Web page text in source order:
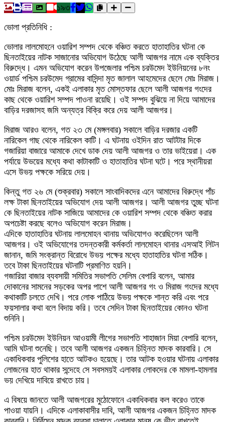
১৯৩
ভোলা প্রতিনিধি :
ভোলার লালমোহনে ওয়ারিশ সম্পদ থেকে বঞ্চিত করতে হাতাহাতির ঘটনা কে
ছিনতাইয়ের নাটক সাজানোর অভিযোগ উঠেছে আলী আজগর নামে এক ব্যক্তির
বিরুদ্ধে। এমন অভিযোগ করেন উপজেলার পশ্চিম চরউমেদ ইউনিয়নের ৮নং
ওয়ার্ড পশ্চিম চরউমেদ গ্রামের বাসিন্দা মৃত জালাল আহমেদের ছেলে মোঃ মিরাজ।
মোঃ মিরাজ বলেন, একই এলাকার মৃত মোস্তফার ছেলে আলী আজগর গংদের
কাছ থেকে ওয়ারিশ সম্পদ পাওনা রয়েছি। ওই সম্পদ বুঝিয়ে না দিয়ে আমাদের
বাড়ির দরজাসহ জমি অন্যত্র বিক্রি করে দেয় আলী আজগর।
মিরাজ আরও বলেন, গত ২৩ মে (মঙ্গলবার) সকালে বাড়ির দরজার একটি
নারিকেল গাছ থেকে নারিকেল কাটি। এ ঘটনায় ওইদিন রাত আটটার দিকে
গজারিয়া বাজারে আমাকে দেখে ডাক দেয় আলী আজগর ও তার ভাইয়েরা। এক
পর্যায়ে উভয়ের মধ্যে কথা কাটাকাটি ও হাতাহাতির ঘটনা ঘটে। পরে স্থানীয়রা
এসে উভয় পক্ষকে সরিয়ে দেয়।
কিন্তু গত ২৬ মে (শুক্রবার) সকালে সাংবাদিকদের এনে আমাদের বিরুদ্ধে পাঁচ
লক্ষ টাকা ছিনতাইয়ের অভিযোগ দেয় আলী আজগর। আলী আজগর তুচ্ছ ঘটনা
কে ছিনতাইয়ের নাটক সাজিয়ে আমাদের কে ওয়ারিশ সম্পদ থেকে বঞ্চিত করার
অপচেষ্টা করছে বলেও অভিযোগ করেন মিরাজ।
এদিকে হাতাহাতির ঘটনায় লালমোহন থানায় অভিযোগও করেছিলেন আলী
আজগর। ওই অভিযোগের তদন্তকারী কর্মকর্তা লালমোহন থানার এসআই লিটন
জানান, জমি সংক্রান্ত বিরোধে উভয় পক্ষের মধ্যে হাতাহাতির ঘটনা সঠিক।
তবে টাকা ছিনতাইয়ের ঘটনাটি প্রমাণিত হয়নি।
গজারিয়া বাজার ব্যবসায়ী সমিতির সভাপতি সেলিম বেপারি বলেন, আমার
দোকানের সামনের সড়কের অপর পাশে আলী আজগর গং ও মিরাজ গংদের মধ্যে
কথাকাটি চলতে দেখি। পরে লোক পাঠিয়ে উভয় পক্ষকে শান্ত করি এবং পরে
ফয়সালার কথা বলে বিদায় করি। তবে সেদিন টাকা ছিনতাইয়ের কোনও ঘটনা
শুনিনি।
পশ্চিম চরউমেদ ইউনিয়ন আওয়ামী লীগের সভাপতি শাহাজান মিয়া বেপারি বলেন,
আমি ঘটনা শুনেছি। তবে আলী আজগর একজন চিহ্নিত মাদক কারবারি। সে
একাধিকবার পুলিশের হাতে আটকও হয়েছে। তার আটক হওয়ার ঘটনায় এলাকার
লোজনের হাত থাকার সন্দেহে সে সবসময়ই এলাকার লোকদের কে মামলা-হামলার
ভয় দেখিয়ে দাবিয়ে রাখতে চায়।
এ বিষয়ে জানতে আলী আজগরের মুঠোফোনে একাধিকবার কল করেও তাকে
পাওয়া যায়নি। এদিকে এলাকাবাসীর দাবি, আলী আজগর একজন চিহ্নিত মাদক